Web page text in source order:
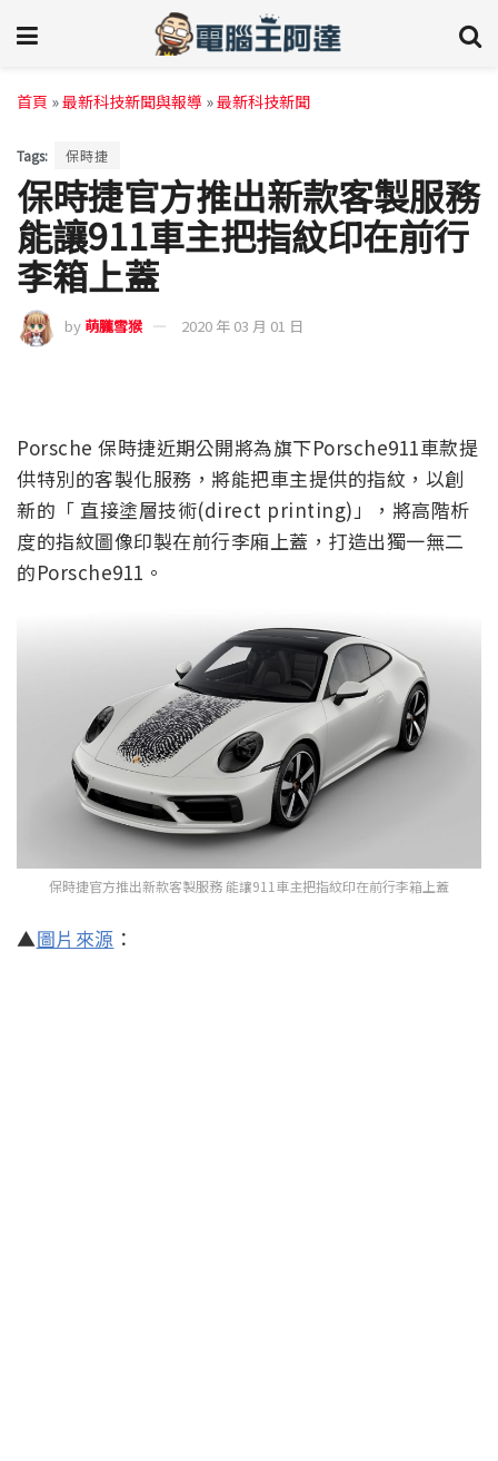
首頁 »最新科技新聞與報導 »最新科技新聞
Tags: 保時捷
保時捷官方推出新款客製服務
能讓911車主把指紋印在前行
李箱上蓋
by 萌朧雪猴 2020 年 03 月 01 日
Porsche 保時捷近期公開將為旗下Porsche911車款提
供特別的客製化服務，將能把車主提供的指紋，以創
新的「 直接塗層技術(direct printing)」，將高階析
度的指紋圖像印製在前行李廂上蓋，打造出獨一無二
的Porsche911。
保時捷官方推出新款客製服務 能讓911車主把指紋印在前行李箱上蓋
▲圖片來源 ：